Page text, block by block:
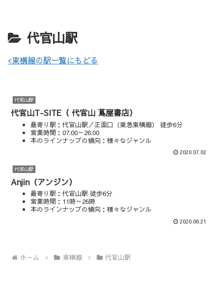
代官山駅
<東横線の駅一覧にもどる
代官山駅
代官山T-SITE（ 代官山 蔦屋書店）
最寄り駅：代官山駅／正面口（東急東横線） 徒歩6分
営業時間：07:00～26:00
本のラインナップの傾向：様々なジャンル
2020.07.02
代官山駅
Anjin（アンジン）
最寄り駅：代官山駅 徒歩6分
営業時間：11時～26時
本のラインナップの傾向：様々なジャンル
2020.06.21
ホーム 東横線 代官山駅